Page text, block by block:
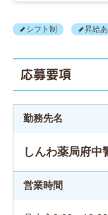
シフト制 昇給
応募要項
勤務先名
しんわ薬局府中
営業時間